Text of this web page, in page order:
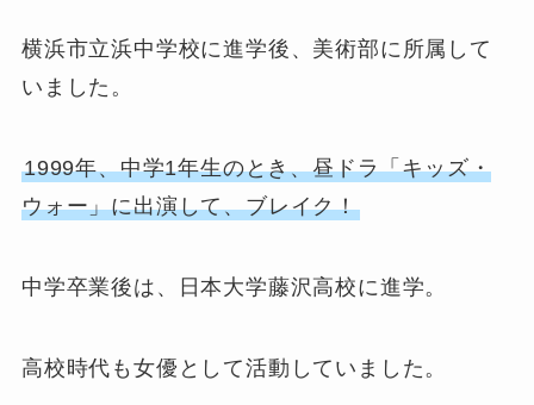
横浜市立浜中学校に進学後、美術部に所属して
いました。
1999年、中学1年生のとき、昼ドラ「キッズ・
ウォー」に出演して、ブレイク！
中学卒業後は、日本大学藤沢高校に進学。
高校時代も女優として活動していました。